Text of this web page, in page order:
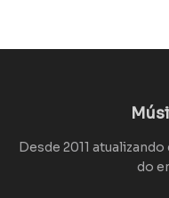
Desde 2011
do